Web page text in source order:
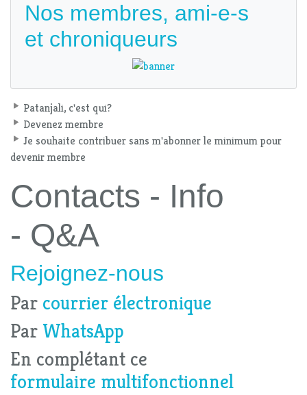
Nos membres, ami-e-s
et chroniqueurs
Patanjali, c'est qui?
Devenez membre
Je souhaite contribuer sans m'abonner le minimum pour
devenir membre
Contacts - Info
- Q&A
Rejoignez-nous
Par courrier électronique
Par WhatsApp
En complétant ce
formulaire multifonctionnel